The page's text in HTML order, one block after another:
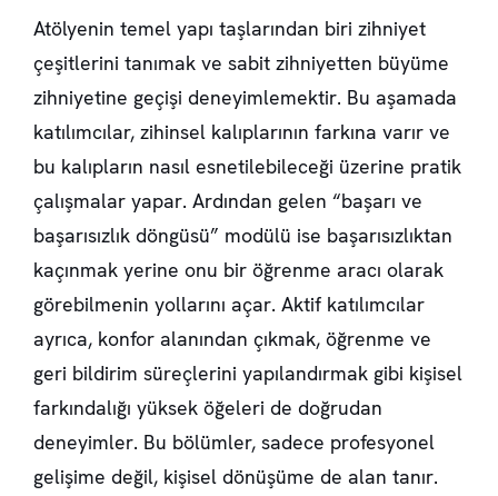
Atölyenin temel yapı taşlarından biri zihniyet
çeşitlerini tanımak ve sabit zihniyetten büyüme
zihniyetine geçişi deneyimlemektir. Bu aşamada
katılımcılar, zihinsel kalıplarının farkına varır ve
bu kalıpların nasıl esnetilebileceği üzerine pratik
çalışmalar yapar. Ardından gelen “başarı ve
başarısızlık döngüsü” modülü ise başarısızlıktan
kaçınmak yerine onu bir öğrenme aracı olarak
görebilmenin yollarını açar. Aktif katılımcılar
ayrıca, konfor alanından çıkmak, öğrenme ve
geri bildirim süreçlerini yapılandırmak gibi kişisel
farkındalığı yüksek öğeleri de doğrudan
deneyimler. Bu bölümler, sadece profesyonel
gelişime değil, kişisel dönüşüme de alan tanır.